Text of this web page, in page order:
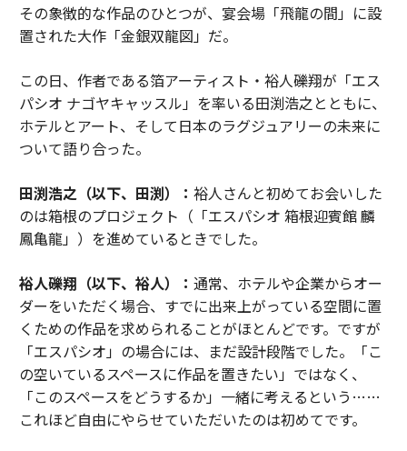
その象徴的な作品のひとつが、宴会場「飛龍の間」に設
置された大作「金銀双龍図」だ。
この日、作者である箔アーティスト・裕人礫翔が「エス
パシオ ナゴヤキャッスル」を率いる田渕浩之とともに、
ホテルとアート、そして日本のラグジュアリーの未来に
ついて語り合った。
田渕浩之（以下、田渕）： 裕人さんと初めてお会いした
のは箱根のプロジェクト（「エスパシオ 箱根迎賓館 麟
鳳亀龍」）を進めているときでした。
裕人礫翔（以下、裕人）： 通常、ホテルや企業からオー
ダーをいただく場合、すでに出来上がっている空間に置
くための作品を求められることがほとんどです。ですが
「エスパシオ」の場合には、まだ設計段階でした。「こ
の空いているスペースに作品を置きたい」ではなく、
「このスペースをどうするか」一緒に考えるという……
これほど自由にやらせていただいたのは初めてです。